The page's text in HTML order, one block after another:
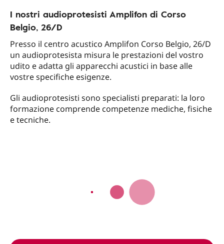
I nostri audioprotesisti Amplifon di Corso
Belgio, 26/D
Presso il centro acustico Amplifon Corso Belgio, 26/D
un audioprotesista misura le prestazioni del vostro
udito e adatta gli apparecchi acustici in base alle
vostre specifiche esigenze.
Gli audioprotesisti sono specialisti preparati: la loro
formazione comprende competenze mediche, fisiche
e tecniche.